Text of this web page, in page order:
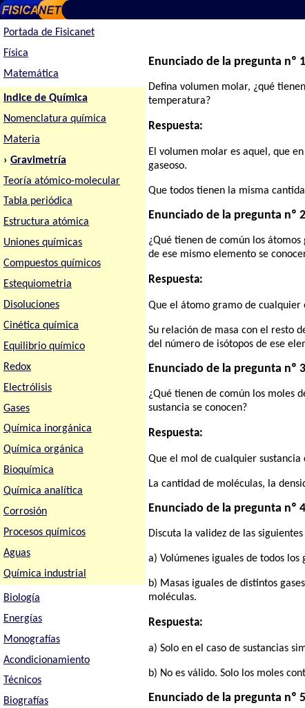
Portada de Fisicanet
Física
Matemática
Indice de Química
Nomenclatura química
Materia
› Gravimetría
Teoría atómico-molecular
Tabla periódica
Estructura atómica
Uniones químicas
Compuestos químicos
Estequiometria
Disoluciones
Cinética química
Equilibrio químico
Redox
Electrólisis
Gases
Química inorgánica
Química orgánica
Bioquímica
Química analítica
Corrosión
Procesos químicos
Aguas
Química industrial
Biología
Energías
Monografías
Acondicionamiento
Técnicos
Biografías
Enunciado de la pregunta nº 1
Defina volumen molar, ¿qué
temperatura?
Respuesta:
El volumen molar es aquel, que
gaseoso.
Que todos tienen la misma
Enunciado de la pregunta nº 2
¿Qué tienen de común los
de ese mismo elemento se
Respuesta:
Que el átomo gramo de cualquier
Su relación de masa con el resto
del número de isótopos de ese
Enunciado de la pregunta nº 3
¿Qué tienen de común los moles
sustancia se conocen?
Respuesta:
Que el mol de cualquier sustancia
La cantidad de moléculas, la
Enunciado de la pregunta nº 4
Discuta la validez de las
a) Volúmenes iguales de todos
b) Masas iguales de distintos
moléculas.
Respuesta:
a) Solo en el caso de sustancias
b) No es válido. Solo los moles
Enunciado de la pregunta nº 5